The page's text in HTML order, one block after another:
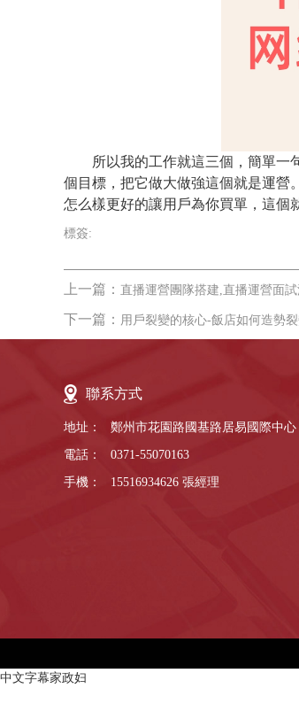
所以我的工作就這三個，簡單一句
個目標，把它做大做強這個就是運營
怎么樣更好的讓用戶為你買單，這個
標簽:
上一篇： 直播運營團隊搭建,直播運營面試
下一篇： 用戶裂變的核心-飯店如何造勢
聯系方式
地址： 鄭州市花園路國基路居易國際中心
電話： 0371-55070163
手機： 15516934626張經理
中文字幕家政妇